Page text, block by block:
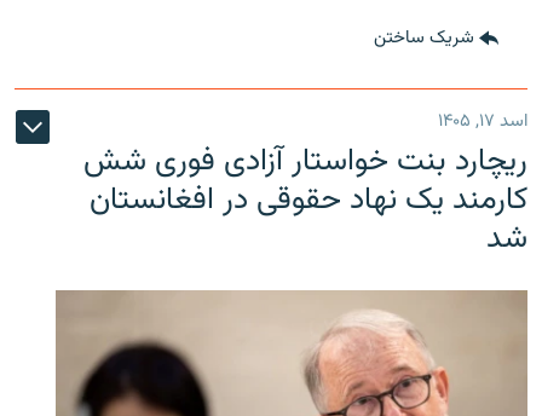
شریک ساختن
اسد ۱۷, ۱۴۰۵
ریچارد بنت خواستار آزادی فوری شش
کارمند یک نهاد حقوقی در افغانستان
شد